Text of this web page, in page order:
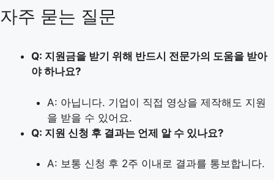
자주 묻는 질문
Q: 지원금을 받기 위해 반드시 전문가의 도움을 받아
야 하나요?
A: 아닙니다. 기업이 직접 영상을 제작해도 지원
을 받을 수 있어요.
Q: 지원 신청 후 결과는 언제 알 수 있나요?
A: 보통 신청 후 2주 이내로 결과를 통보합니다.